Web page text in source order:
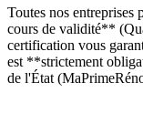
Toutes nos
cours de validité**
certification vous
est **strictement
de l'État